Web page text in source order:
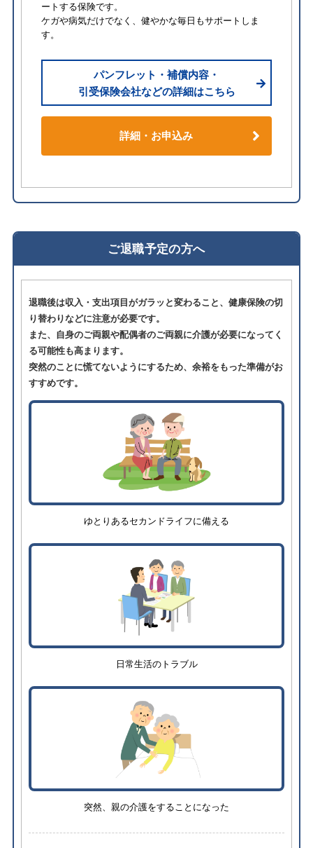
ートする保険です。
ケガや病気だけでなく、健やかな毎日もサポートしま
す。
パンフレット・補償内容・
引受保険会社などの詳細はこちら
詳細・お申込み
ご退職予定の方へ
退職後は収入・支出項目がガラッと変わること、健康保険の切
り替わりなどに注意が必要です。
また、自身のご両親や配偶者のご両親に介護が必要になってく
る可能性も高まります。
突然のことに慌てないようにするため、余裕をもった準備がお
すすめです。
ゆとりあるセカンドライフに備える
日常生活のトラブル
突然、親の介護をすることになった